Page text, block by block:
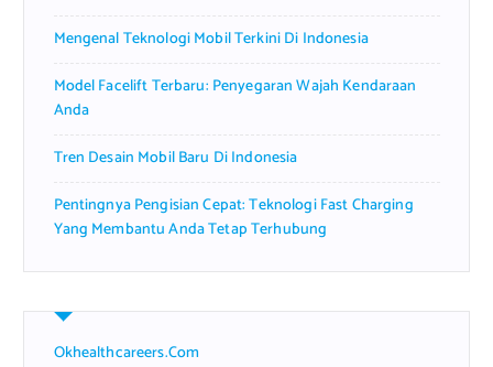
Mengenal Teknologi Mobil Terkini Di Indonesia
Model Facelift Terbaru: Penyegaran Wajah Kendaraan
Anda
Tren Desain Mobil Baru Di Indonesia
Pentingnya Pengisian Cepat: Teknologi Fast Charging
Yang Membantu Anda Tetap Terhubung
Okhealthcareers.com